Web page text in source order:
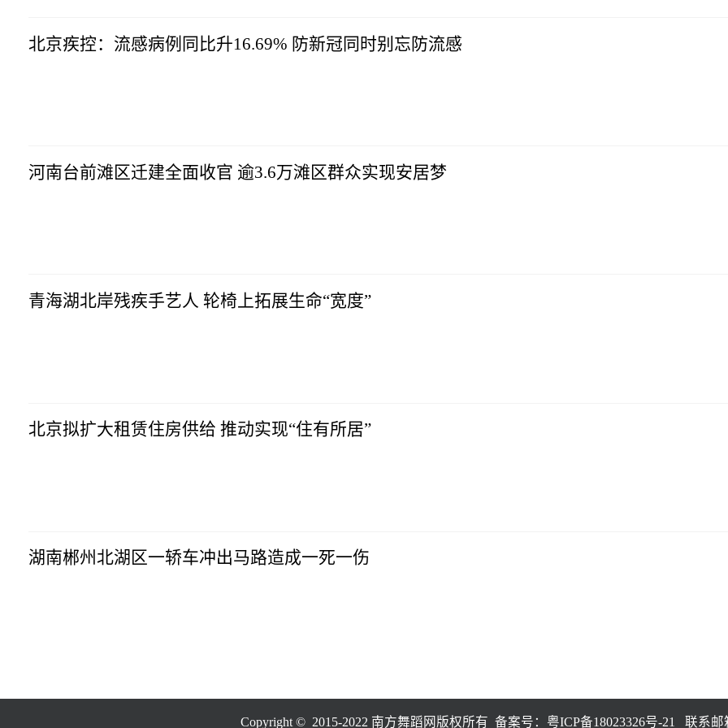
北京疾控：流感病例同比升16.69% 防新冠同时别忘防流感
河南台前滩区迁建全面收官 逾3.6万滩区群众实现安居梦
青海湖北岸残疾手艺人 轮椅上拓展生命“宽度”
北京拟扩大租赁住房供给 推动实现“住有所居”
湖南郴州北湖区一轿车冲出马路造成一死一伤
Copyright © 2015-2022 南方舞蹈网版权所有 备案号： 粤ICP备18023326号-21 联系邮